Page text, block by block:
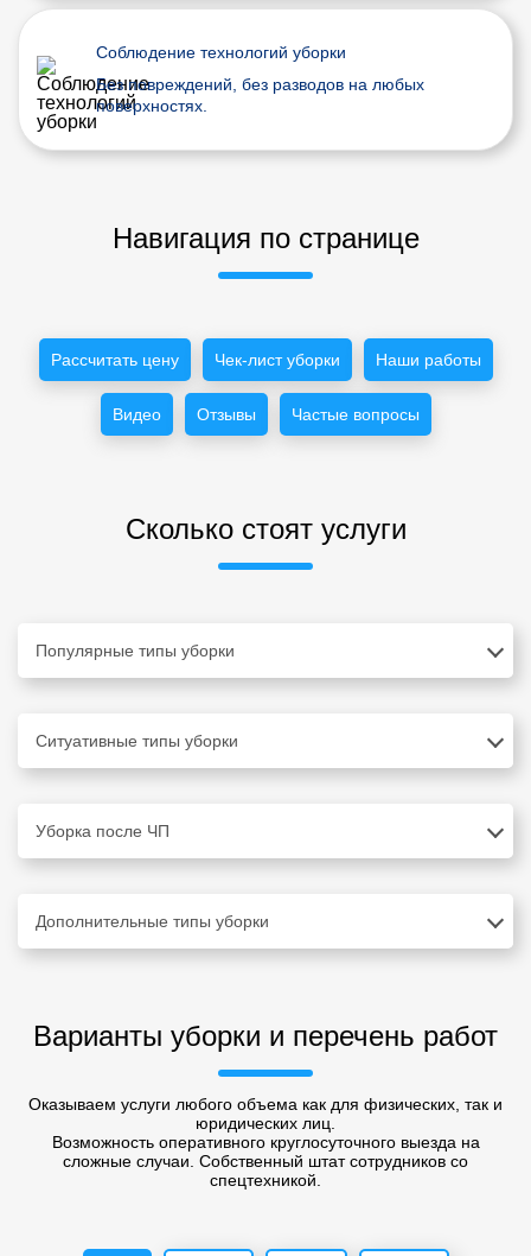
Соблюдение технологий уборки
Без повреждений, без разводов на любых
поверхностях.
Навигация по странице
Рассчитать цену Чек-лист уборки Наши работы
Видео Отзывы Частые вопросы
Сколько стоят услуги
Популярные типы уборки
Ситуативные типы уборки
Уборка после ЧП
Дополнительные типы уборки
Варианты уборки и перечень работ
Оказываем услуги любого объема как для физических, так и
юридических лиц.
Возможность оперативного круглосуточного выезда на
сложные случаи. Собственный штат сотрудников со
спецтехникой.